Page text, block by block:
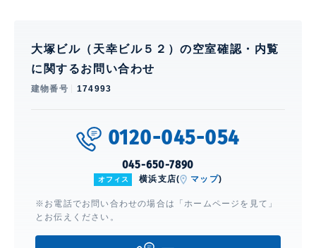
大塚ビル（天幸ビル５２）の空室確認・内覧
に関するお問い合わせ
建物番号 174993
0120-045-054
045-650-7890
オフィス 横浜支店( マップ)
※お電話でお問い合わせの場合は「ホームページを見て」
とお伝えください。